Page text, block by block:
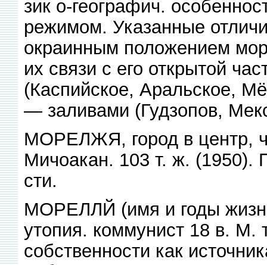
зик о-географич.
режимом. Указанные
окраинным положением
их связи с его открытой
(Каспийское, Аральское,
— заливами (Гудзопов,
МОРЕЛЖЯ, город в центр,
Мичоакан. 103 т. ж. (1950).
сти.
МОРЕЛЛЙ (имя и годы
утопия. коммунист 18 в. М.
собственности как